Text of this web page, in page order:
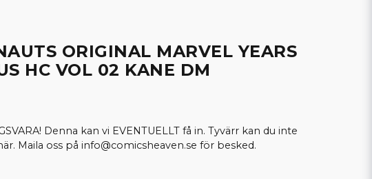
ORIGINAL MARVEL YEARS
HC VOL 02 KANE DM
Denna kan vi EVENTUELLT få in. Tyvärr kan du inte
Maila oss på info@comicsheaven.se för besked.